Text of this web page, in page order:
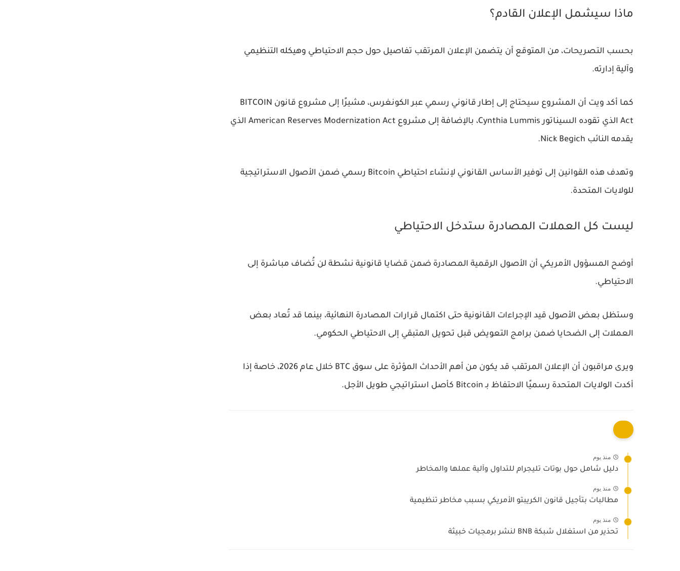
ماذا سيشمل الإعلان القادم؟
بحسب التصريحات، من المتوقع أن يتضمن الإعلان المرتقب تفاصيل حول حجم الاحتياطي وهيكله التنظيمي
وآلية إدارته.
كما أكد ويت أن المشروع سيحتاج إلى إطار قانوني رسمي عبر الكونغرس، مشيرًا إلى مشروع قانون BITCOIN
Act الذي تقوده السيناتور Cynthia Lummis، بالإضافة إلى مشروع American Reserves Modernization Act الذي
يقدمه النائب Nick Begich.
وتهدف هذه القوانين إلى توفير الأساس القانوني لإنشاء احتياطي Bitcoin رسمي ضمن الأصول الاستراتيجية
للولايات المتحدة.
ليست كل العملات المصادرة ستدخل الاحتياطي
أوضح المسؤول الأمريكي أن الأصول الرقمية المصادرة ضمن قضايا قانونية نشطة لن تُضاف مباشرة إلى
الاحتياطي.
وستظل بعض الأصول قيد الإجراءات القانونية حتى اكتمال قرارات المصادرة النهائية، بينما قد تُعاد بعض
العملات إلى الضحايا ضمن برامج التعويض قبل تحويل المتبقي إلى الاحتياطي الحكومي.
ويرى مراقبون أن الإعلان المرتقب قد يكون من أهم الأحداث المؤثرة على سوق BTC خلال عام 2026، خاصة إذا
أكدت الولايات المتحدة رسميًا الاحتفاظ بـ Bitcoin كأصل استراتيجي طويل الأجل.
منذ يوم
دليل شامل حول بوتات تليجرام للتداول وآلية عملها والمخاطر
منذ يوم
مطالبات بتأجيل قانون الكريبتو الأمريكي بسبب مخاطر تنظيمية
منذ يوم
تحذير من استغلال شبكة BNB لنشر برمجيات خبيثة